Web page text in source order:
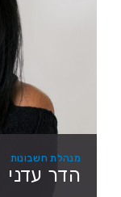
מנהלת חשבונות
הדר עדני